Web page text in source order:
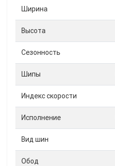
Ширина
Высота
Сезонность
Шипы
Индекс скорости
Исполнение
Вид шин
Обод